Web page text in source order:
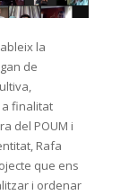
la
de
a finalitat
del POUM i
Rafa
que ens
i ordenar